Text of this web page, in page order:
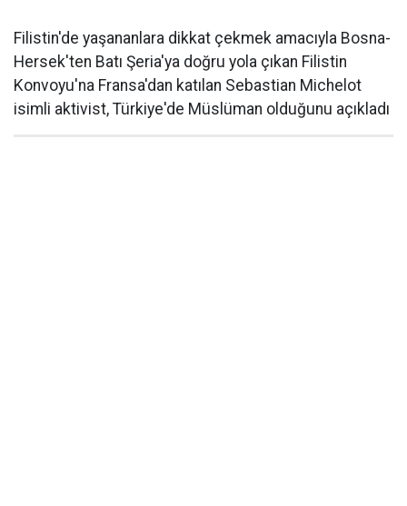
Filistin'de yaşananlara dikkat çekmek amacıyla Bosna-
Hersek'ten Batı Şeria'ya doğru yola çıkan Filistin
Konvoyu'na Fransa'dan katılan Sebastian Michelot
isimli aktivist, Türkiye'de Müslüman olduğunu açıkladı